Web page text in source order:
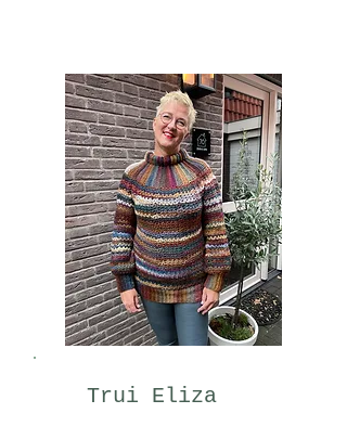
Trui Eliza